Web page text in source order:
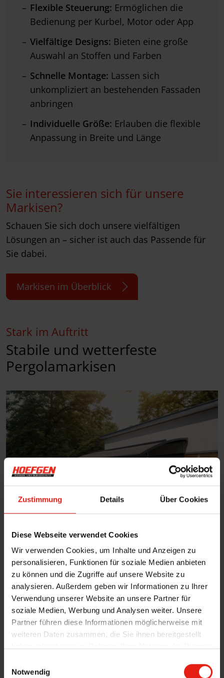
Zustimmung Details Über Cookies
Diese Webseite verwendet Cookies
Wir verwenden Cookies, um Inhalte und Anzeigen zu
personalisieren, Funktionen für soziale Medien anbieten
zu können und die Zugriffe auf unsere Website zu
analysieren. Außerdem geben wir Informationen zu Ihrer
Verwendung unserer Website an unsere Partner für
soziale Medien, Werbung und Analysen weiter. Unsere
Partner führen diese Informationen möglicherweise mit
weiteren Daten zusammen, die Sie ihnen bereitgestellt
Notwendig
Flexible Steuerung: Ermöglichen die
Bedienung per Kurbel, Motor oder App
Vielfältige Designs: Bieten eine große
Auswahl an Stoffen und Farben
Schnelle Montage: Lassen sich
unkompliziert an bestehenden Fassaden
anbringen
Individuelle Größe: Erlauben die flexible
Anpassung in Breite und Länge
Sie interessieren sich für unsere
Markisen?
Schauen Sie sich doch unsere vielfältigen
Lösungen an – sicher ist auch das Passende für
Sie dabei.
Markisen im Überblick
Stark im Auftritt
Stabile und wetterfeste
Pergolamarkisen
Pergolamarkisenverbinden die Leichtigkeit
textiler Beschattung mit derStabilität fester
Konstruktionen. Im Gegensatz zu
freischwebenden Varianten werden sie durch
seitliche Führungsschienen oder Pfosten
gestützt , was eine erhöhte Windfestigkeit und
Belastbarkeit gegenüber anderen Arten
ermöglicht. Dadurch eignen sie sich besonders